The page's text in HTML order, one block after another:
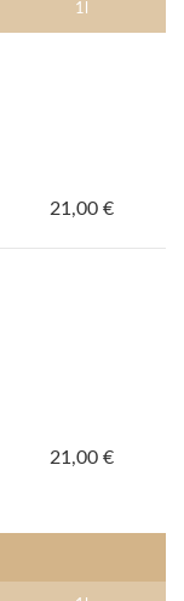
1l
21,00 €
21,00 €